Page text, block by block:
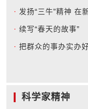
· 发扬“三牛”精神 在
· 续写“春天的故事”
· 把群众的事办实办
科学家精神